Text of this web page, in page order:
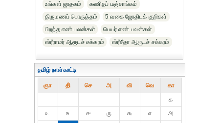
உங்கள் ஜாதகம்
கணிதப் பஞ்சாங்கம்
திருமணப் பொருத்தம்
5 வகை ஜோதிடக் குறிகள்
பிறந்த எண் பலன்கள்
பெயர் எண் பலன்கள்
ஸ்ரீராமர் ஆரூடச் சக்கரம்
ஸ்ரீசீதா ஆரூடச் சக்கரம்
தமிழ் நாள்காட்டி
ஞா தி் செ அ வி வெ கா
௧
௨
௩ ௪ ௫ ௬ ௭
௮